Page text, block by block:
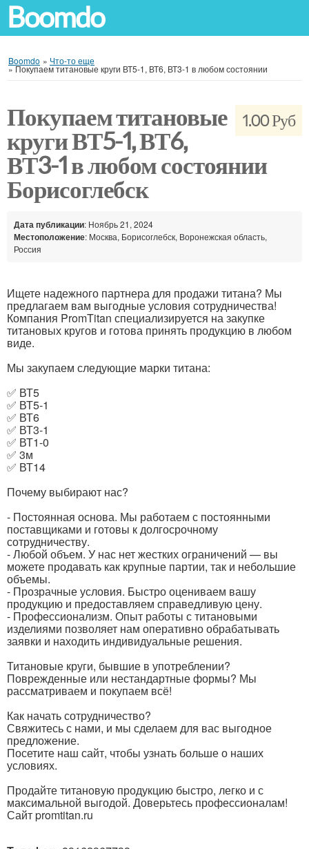
Boomdo
Boomdo » Что-то еще
»Покупаем титановые круги ВТ5-1, ВТ6, ВТ3-1 в любом состоянии
1.00 Руб
Покупаем титановые
круги ВТ5-1, ВТ6,
ВТ3-1 в любом состоянии
Борисоглебск
Дата публикации: Ноябрь 21, 2024
Местоположение: Москва, Борисоглебск, Воронежская область,
Россия
Ищете надежного партнера для продажи титана? Мы
предлагаем вам выгодные условия сотрудничества!
Компания PromTitan специализируется на закупке
титановых кругов и готова принять продукцию в любом
виде.
Мы закупаем следующие марки титана:
✅ ВТ5
✅ ВТ5-1
✅ ВТ6
✅ ВТ3-1
✅ ВТ1-0
✅ 3м
✅ ВТ14
Почему выбирают нас?
- Постоянная основа. Мы работаем с постоянными
поставщиками и готовы к долгосрочному
сотрудничеству.
- Любой объем. У нас нет жестких ограничений — вы
можете продавать как крупные партии, так и небольшие
объемы.
- Прозрачные условия. Быстро оцениваем вашу
продукцию и предоставляем справедливую цену.
- Профессионализм. Опыт работы с титановыми
изделиями позволяет нам оперативно обрабатывать
заявки и находить индивидуальные решения.
Титановые круги, бывшие в употреблении?
Поврежденные или нестандартные формы? Мы
рассматриваем и покупаем всё!
Как начать сотрудничество?
Свяжитесь с нами, и мы сделаем для вас выгодное
предложение.
Посетите наш сайт, чтобы узнать больше о наших
условиях.
Продайте титановую продукцию быстро, легко и с
максимальной выгодой. Доверьтесь профессионалам!
Сайт promtitan.ru